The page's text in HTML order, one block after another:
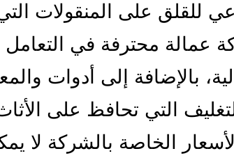
للقلق على المنقولات
عمالة محترفة في
بالإضافة إلى أدوات
التي تحافظ على
الخاصة بالشركة لا